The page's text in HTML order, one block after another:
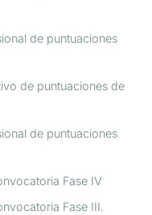
Fase III.
Fase IV
de puntuaciones
de puntuaciones de
de puntuaciones